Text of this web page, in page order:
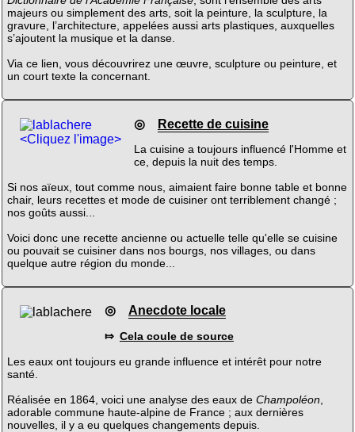
majeurs ou simplement des arts, soit la peinture, la sculpture, la
gravure, l’architecture, appelées aussi arts plastiques, auxquelles
s’ajoutent la musique et la danse.
Via ce lien, vous découvrirez une œuvre, sculpture ou peinture, et
un court texte la concernant.
<Cliquez l'image>
◎ Recette de cuisine
La cuisine a toujours influencé l'Homme et
ce, depuis la nuit des temps.
Si nos aïeux, tout comme nous, aimaient faire bonne table et bonne
chair, leurs recettes et mode de cuisiner ont terriblement changé ;
nos goûts aussi...
Voici donc une recette ancienne ou actuelle telle qu'elle se cuisine
ou pouvait se cuisiner dans nos bourgs, nos villages, ou dans
quelque autre région du monde...
◎ Anecdote locale
⤇ Cela coule de source
Les eaux ont toujours eu grande influence et intérêt pour notre
santé.
Réalisée en 1864, voici une analyse des eaux de Champoléon
adorable commune haute-alpine de France ; aux dernières
nouvelles, il y a eu quelques changements depuis.